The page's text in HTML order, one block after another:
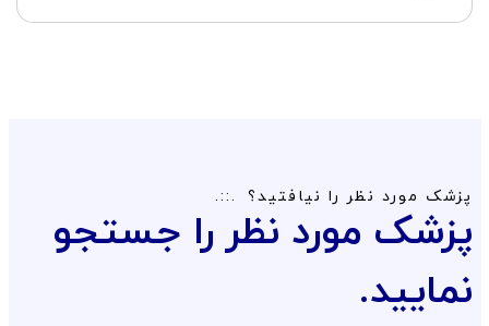
پزشک مورد نظر را نیافتید؟
پزشک مورد نظر را جستجو
نمایید.